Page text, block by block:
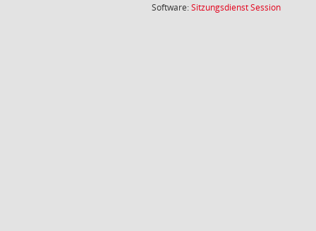
Software:SitzungsdienstSession(Wird in